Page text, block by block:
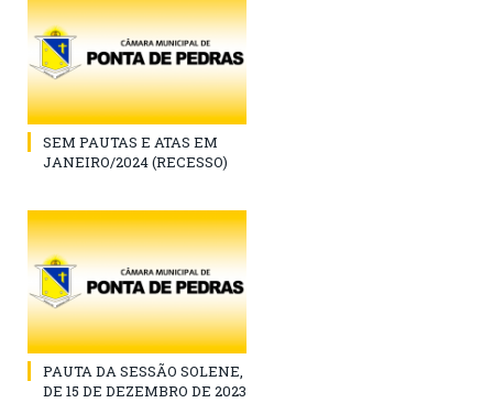
SEM PAUTAS E ATAS EM
JANEIRO/2024 (RECESSO)
PAUTA DA SESSÃO SOLENE,
DE 15 DE DEZEMBRO DE 2023